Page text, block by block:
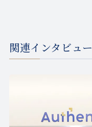
関連インタビュー